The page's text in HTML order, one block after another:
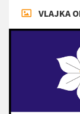
VLAJKA